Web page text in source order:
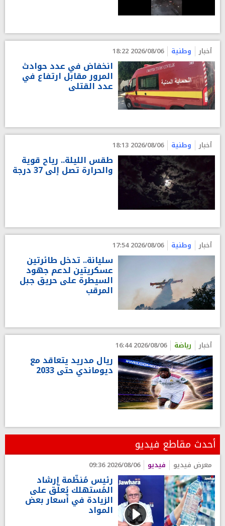
أخبار وطنية 2026/08/06 18:22
انخفاض في عدد حوادث
المرور مقابل ارتفاع في
عدد القتلى
أخبار وطنية 2026/08/06 18:13
طقس الليلة.. رياح قوية
والحرارة تصل إلى 37 درجة
أخبار وطنية 2026/08/06 17:54
سليانة.. تدخل طائرتين
عسكريتين لدعم جهود
السيطرة على حريق جبل
المرقب
أخبار رياضة 2026/08/06 16:44
ريال مدريد يتعاقد مع
ديوماندي حتى 2033
أحدث مقاطع فيديو
معرض فيديو فيديو 2026/08/06 09:36
رئيس مُنظّمة إرشاد
المُستهلك يُعلّق على
الزيادة في أسعار بعض
المواد